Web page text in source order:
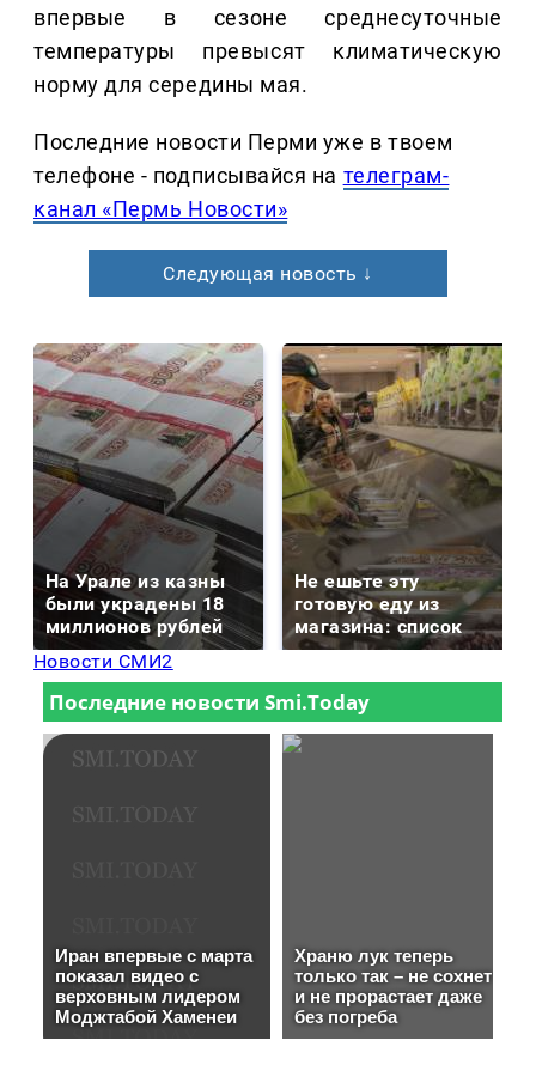
впервые в сезоне среднесуточные
температуры превысят климатическую
норму для середины мая.
Последние новости Перми уже в твоем
телефоне - подписывайся на телеграм-
канал «Пермь Новости»
Следующая новость ↓
На Урале из казны
были украдены 18
миллионов рублей
Не ешьте эту
готовую еду из
магазина: список
Новости СМИ2